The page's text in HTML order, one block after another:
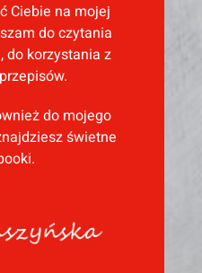
Ciebie na mojej
do czytania
do korzystania z
do mojego
świetne